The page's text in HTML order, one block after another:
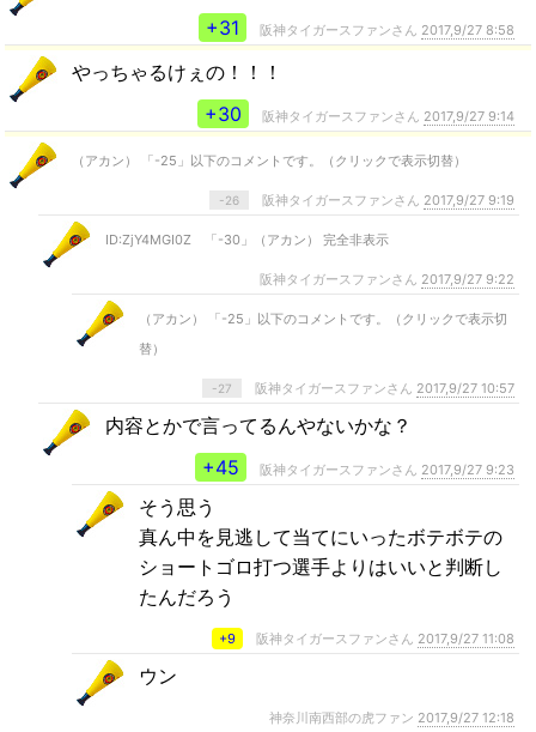
+31
阪神タイガースファンさん 2017,9/27 8:58
やっちゃるけぇの！！！
+30
阪神タイガースファンさん 2017,9/27 9:14
（アカン） 「-25」以下のコメントです。（クリックで表示切替）
-26 阪神タイガースファンさん 2017,9/27 9:19
ID:ZjY4MGI0Z 「-30」（アカン） 完全非表示
阪神タイガースファンさん 2017,9/27 9:22
（アカン） 「-25」以下のコメントです。（クリックで表示切
替）
-27 阪神タイガースファンさん 2017,9/27 10:57
内容とかで言ってるんやないかな？
+45
阪神タイガースファンさん 2017,9/27 9:23
そう思う
真ん中を見逃して当てにいったボテボテの
ショートゴロ打つ選手よりはいいと判断し
たんだろう
+9 阪神タイガースファンさん 2017,9/27 11:08
ウン
神奈川南西部の虎ファン 2017,9/27 12:18